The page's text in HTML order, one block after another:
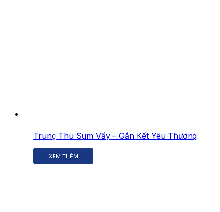
Trung Thu Sum Vầy – Gắn Kết Yêu Thương
XEM THÊM